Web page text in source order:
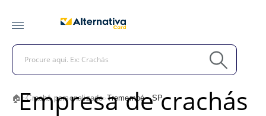
🏠 >Crachá personalizado>Tremembé - SP
Empresa de crachás